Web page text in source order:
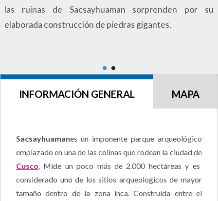
las ruinas de Sacsayhuaman sorprenden por su
elaborada construcción de piedras gigantes.
INFORMACIÓN GENERAL MAPA
Sacsayhuamanes un imponente parque arqueológico
emplazado en una de las colinas que rodean la ciudad de
Cusco . Mide un poco más de 2.000 hectáreas y es
considerado uno de los sitios arqueologicos de mayor
tamaño dentro de la zona inca. Construída entre el